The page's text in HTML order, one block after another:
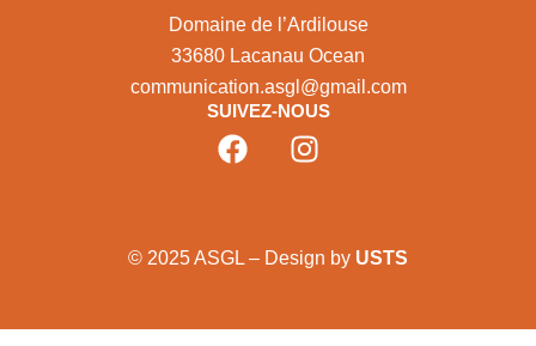
Domaine de l’Ardilouse
33680 Lacanau Ocean
communication.asgl@gmail.com
SUIVEZ-NOUS
© 2025 ASGL – Design by USTS